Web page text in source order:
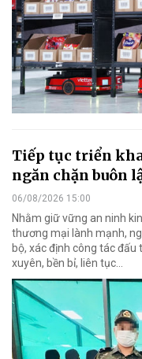
Tiếp tục triển
ngăn chặn buôn
06/08/2026 15:00
Nhằm giữ vững an ninh
thương mại lành mạnh,
bộ, xác định công tác
xuyên, bền bỉ, liên tục…